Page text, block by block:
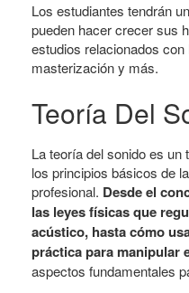
Los estudiantes tendrán
pueden hacer crecer sus
estudios relacionados
masterización y más.
Teoría Del
La teoría del sonido es un
los principios básicos de
profesional. Desde el
las leyes físicas que
acústico, hasta cómo
práctica para manipular
aspectos fundamentales